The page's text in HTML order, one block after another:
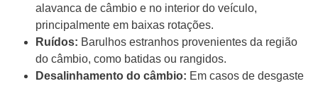
alavanca de câmbio e no interior do veículo,
principalmente em baixas rotações.
Ruídos: Barulhos estranhos provenientes da região
do câmbio, como batidas ou rangidos.
Desalinhamento do câmbio: Em casos de desgaste